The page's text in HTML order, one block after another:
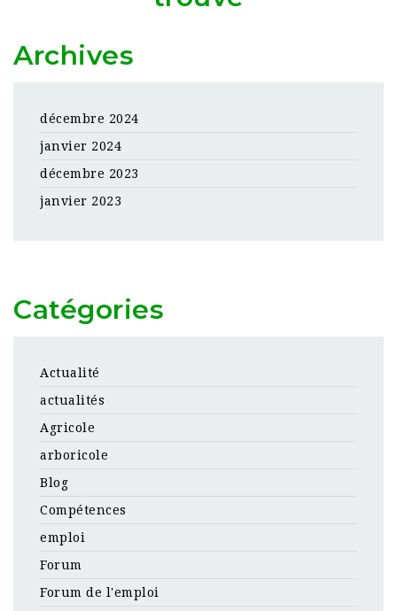
Archives
décembre 2024
janvier 2024
décembre 2023
janvier 2023
Catégories
Actualité
actualités
Agricole
arboricole
Blog
Compétences
emploi
Forum
Forum de l'emploi